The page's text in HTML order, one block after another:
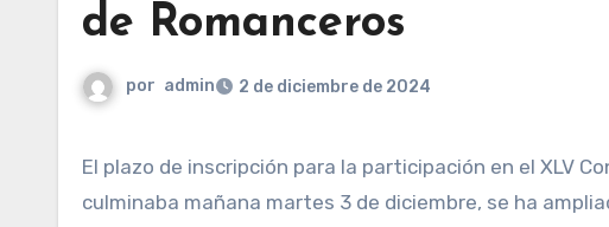
de Romanceros
por admin 2 de diciembre de 2024
El plazo de inscripción para la participación en el XLV Concurso de Romaneros del Carnaval de Cádiz 2025, que
culminaba mañana martes 3 de diciembre, se ha